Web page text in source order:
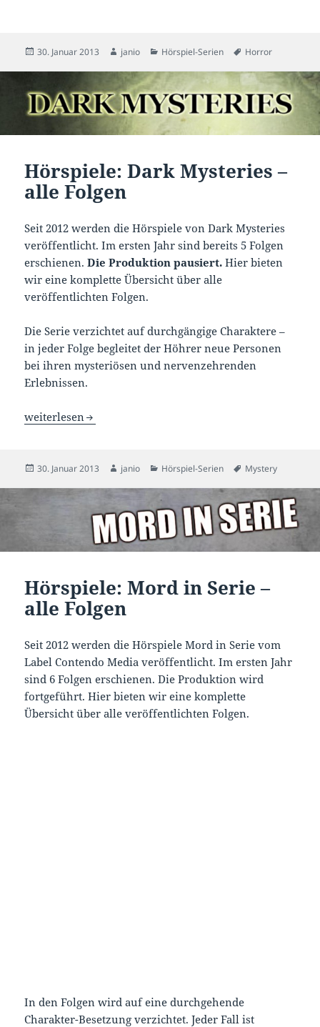
Veröffentlicht
30. Januar 2013 Autor
janio Kategorien
Hörspiel-Serien Schlagwörter
Horror
Hörspiele: Dark Mysteries –
alle Folgen
Seit 2012 werden die Hörspiele von Dark Mysteries
veröffentlicht. Im ersten Jahr sind bereits 5 Folgen
erschienen.Die Produktion pausiert. Hier bieten
wir eine komplette Übersicht über alle
veröffentlichten Folgen.
Die Serie verzichtet auf durchgängige Charaktere –
in jeder Folge begleitet der Höhrer neue Personen
bei ihren mysteriösen und nervenzehrenden
Erlebnissen.
Hörspiele: Dark Mysteries – alle Folgen
weiterlesen
Veröffentlicht
30. Januar 2013 Autor
janio Kategorien
Hörspiel-Serien Schlagwörter
Mystery
Hörspiele: Mord in Serie –
alle Folgen
Seit 2012 werden die Hörspiele Mord in Serie vom
Label Contendo Media veröffentlicht. Im ersten Jahr
sind 6 Folgen erschienen. Die Produktion wird
fortgeführt. Hier bieten wir eine komplette
Übersicht über alle veröffentlichten Folgen.
In den Folgen wird auf eine durchgehende
Charakter-Besetzung verzichtet. Jeder Fall ist